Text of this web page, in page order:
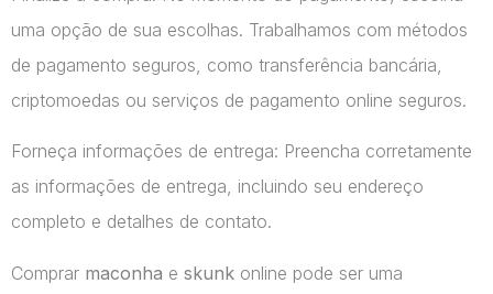
uma opção de sua escolhas. Trabalhamos com métodos
de pagamento seguros, como transferência bancária,
criptomoedas ou serviços de pagamento online seguros.
Forneça informações de entrega: Preencha corretamente
as informações de entrega, incluindo seu endereço
completo e detalhes de contato.
Comprar maconha e skunk online pode ser uma